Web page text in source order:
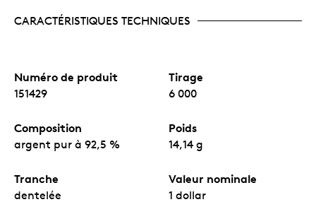
CARACTÉRISTIQUES TECHNIQUES
Numéro de produit
151429
Tirage
6 000
Composition
argent pur à 92,5 %
Poids
14,14 g
Tranche
dentelée
Valeur nominale
1 dollar